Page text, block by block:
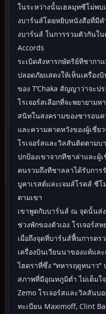
ในระหว่างนั้นเฮลมุทซีโม่พ
งบาร์นส์โดยหยิบหนังสือที่มี
งบาร์นส์ ในการรวมตัวกันใ
Accords
ระเบิดสังหารกษัตริย์ทีชากา
ปลอดภัยแสดงให้เห็นเครื่อง
ของ T’Chaka สัญญาว่าจะป
โรเจอร์สเลือกที่จะพยายาม
สนิทในสงครามของชารอนค
และความคาดหวังของผู้เชี่ย
โรเจอร์สและวิลสันติดตามบ
ปกป้องเขาจากทีชาล่าและผู้
คนรวมถึงทีชาลลาได้รับการ
บูคาเรสต์และเจมส์โรดส์ ซี
ตามเขา
เขาพูดกับบาร์นส์ ณ จุดนั้นส่
ช่วงพักของตัวเอง โรเจอร์ส
เมื่อถึงจุดที่บาร์นส์ฟื้นการตร
เครื่องบินเวียนนาของแท้แล
ไฮดราที่ซึ่ง “ทหารฤดูหนาว”
สภาพที่มีอุณหภูมิต่ำ ไม่เต็มใ
Zemo โรเจอร์สและวิลสันบ
ทะเบียน Maximoff, Clint